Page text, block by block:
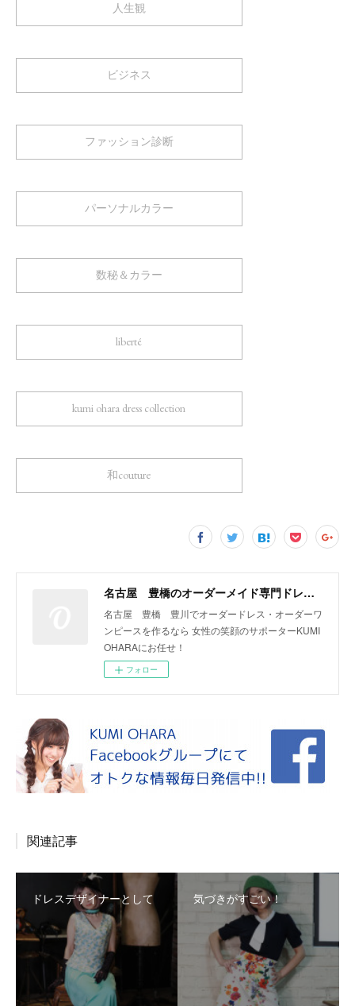
人生観
ビジネス
ファッション診断
パーソナルカラー
数秘＆カラー
liberté
kumi ohara dress collection
和couture
名古屋 豊橋のオーダーメイド専門ドレスデザイナー KUMI OHARA
名古屋 豊橋 豊川でオーダードレス・オーダーワ
ンピースを作るなら 女性の笑顔のサポーターKUMI
OHARAにお任せ！
フォロー
関連記事
ドレスデザイナーとして 気づきがすごい！